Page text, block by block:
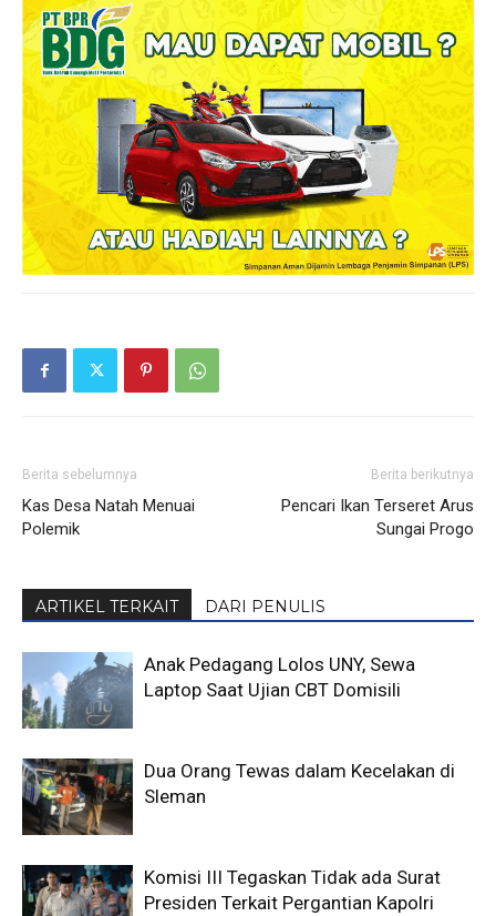
Berita sebelumnya
Kas Desa Natah Menuai
Polemik
Berita berikutnya
Pencari Ikan Terseret Arus
Sungai Progo
ARTIKEL TERKAIT DARI PENULIS
Anak Pedagang Lolos UNY, Sewa
Laptop Saat Ujian CBT Domisili
Dua Orang Tewas dalam Kecelakan di
Sleman
Komisi III Tegaskan Tidak ada Surat
Presiden Terkait Pergantian Kapolri